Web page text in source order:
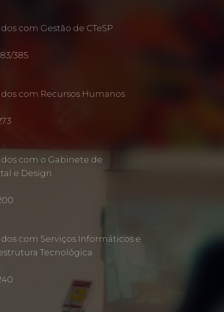
com Gestão de CTeSP
385
com Recursos Humanos
com o Gabinete de
e Design
com Serviços Informáticos e
Tecnológica